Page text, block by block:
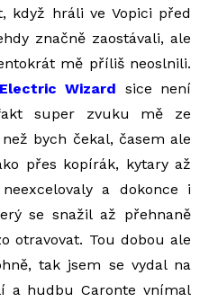
když hráli ve Vopici před
značně zaostávali, ale
mě příliš neoslnili.
Electric Wizard sice není
super zvuku mě ze
bych čekal, časem ale
přes kopírák, kytary až
a dokonce i
se snažil až přehnaně
otravovat. Tou dobou ale
tak jsem se vydal na
a hudbu Caronte vnímal